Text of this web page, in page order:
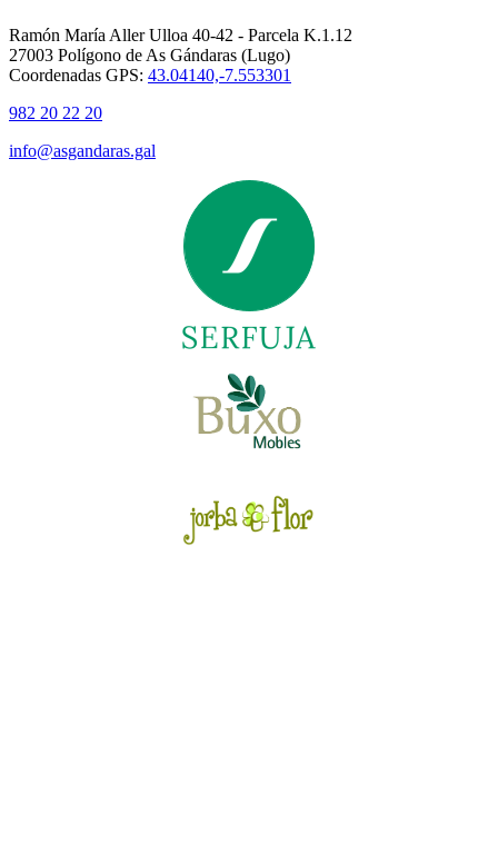
Ramón María Aller Ulloa 40-42 - Parcela K.1.12
27003 Polígono de As Gándaras (Lugo)
Coordenadas GPS: 43.04140,-7.553301
982 20 22 20
info@asgandaras.gal